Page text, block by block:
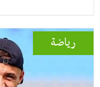
رياضة